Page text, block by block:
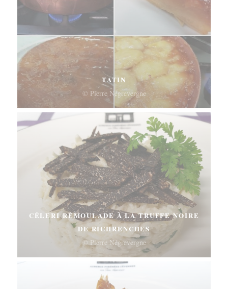
TATIN
© Pierre Négrevergne
CÉLERI RÉMOULADE À LA TRUFFE NOIRE
DE RICHRENCHES
© Pierre Négrevergne